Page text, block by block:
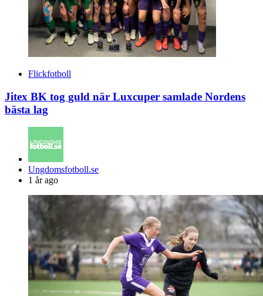
Flickfotboll
Jitex BK tog guld när Luxcuper samlade Nordens
bästa lag
Posted
by
Ungdomsfotboll.se
1 år ago